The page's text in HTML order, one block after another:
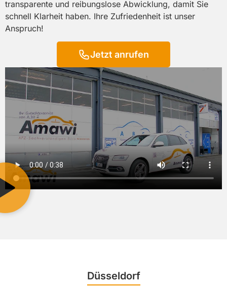
transparente und reibungslose Abwicklung, damit Sie
schnell Klarheit haben. Ihre Zufriedenheit ist unser
Anspruch!
Jetzt anrufen
Düsse ldorf